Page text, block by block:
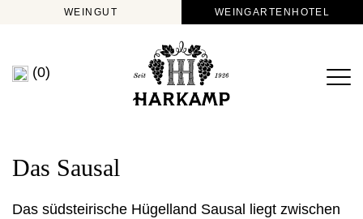
WEINGUT WEINGARTENHOTEL
(0)
Das Sausal
Das südsteirische Hügelland Sausal liegt zwischen